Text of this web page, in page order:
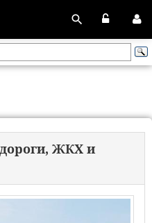
ЖКХ и